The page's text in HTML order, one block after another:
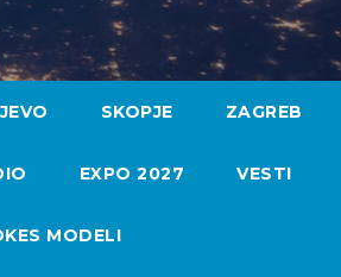
SKOPJE ZAGREB
EXPO 2027 VESTI
MODELI